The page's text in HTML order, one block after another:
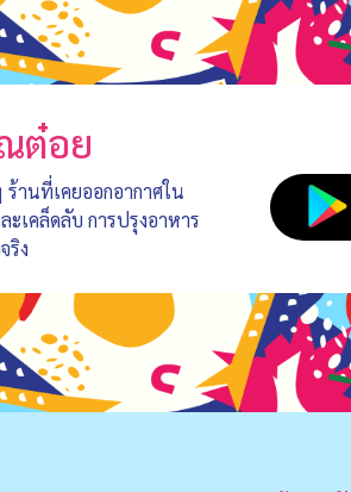
ต๋อย
ร้านที่เคยออกอากาศใน
เคล็ดลับ การปรุงอาหาร
ริง